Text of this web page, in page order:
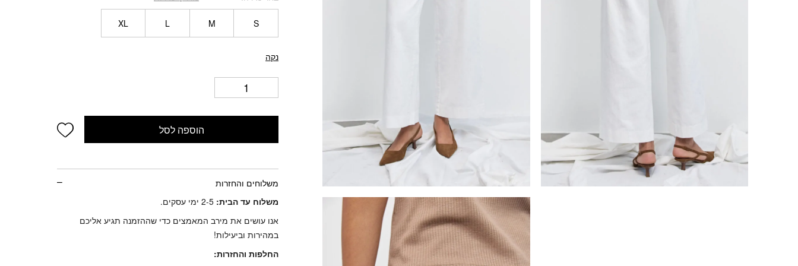
S
M
L
XL
נקה
הוספה לסל wishlist
משלוחים והחזרות
משלוח עד הבית:
אנו עושים את מירב המאמצים כדי שההזמנה תגיע אליכם
במהירות וביעילות!
החלפות והחזרות: